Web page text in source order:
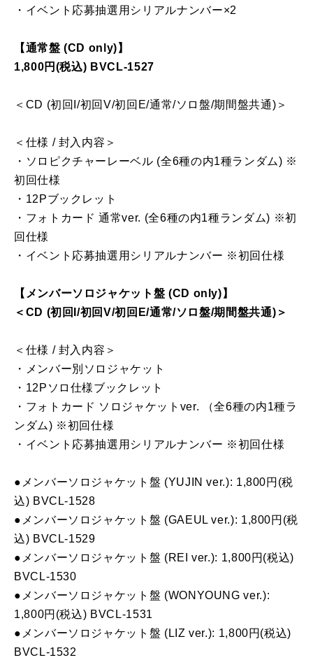
・イベント応募抽選用シリアルナンバー×2
【通常盤 (CD only)】
1,800円(税込) BVCL-1527
＜CD (初回I/初回V/初回E/通常/ソロ盤/期間盤共通)＞
＜仕様 / 封入内容＞
・ソロピクチャーレーベル (全6種の内1種ランダム) ※
初回仕様
・12Pブックレット
・フォトカード 通常ver. (全6種の内1種ランダム) ※初
回仕様
・イベント応募抽選用シリアルナンバー ※初回仕様
【メンバーソロジャケット盤 (CD only)】
＜CD (初回I/初回V/初回E/通常/ソロ盤/期間盤共通)＞
＜仕様 / 封入内容＞
・メンバー別ソロジャケット
・12Pソロ仕様ブックレット
・フォトカード ソロジャケットver. （全6種の内1種ラ
ンダム) ※初回仕様
・イベント応募抽選用シリアルナンバー ※初回仕様
●メンバーソロジャケット盤 (YUJIN ver.): 1,800円(税
込) BVCL-1528
●メンバーソロジャケット盤 (GAEUL ver.): 1,800円(税
込) BVCL-1529
●メンバーソロジャケット盤 (REI ver.): 1,800円(税込)
BVCL-1530
●メンバーソロジャケット盤 (WONYOUNG ver.):
1,800円(税込) BVCL-1531
●メンバーソロジャケット盤 (LIZ ver.): 1,800円(税込)
BVCL-1532